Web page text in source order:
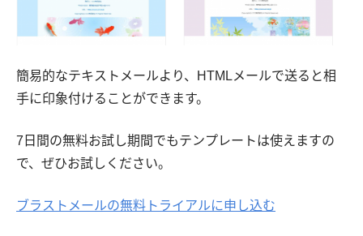
簡易的なテキストメールより、HTMLメールで送ると相
手に印象付けることができます。
7日間の無料お試し期間でもテンプレートは使えますの
で、ぜひお試しください。
ブラストメールの無料トライアルに申し込む